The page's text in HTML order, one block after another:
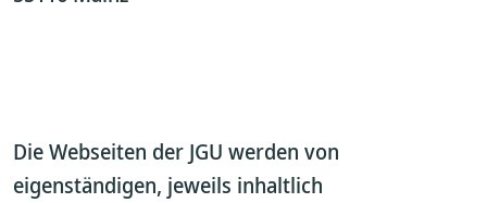
Die Webseiten der JGU werden von
eigenständigen, jeweils inhaltlich